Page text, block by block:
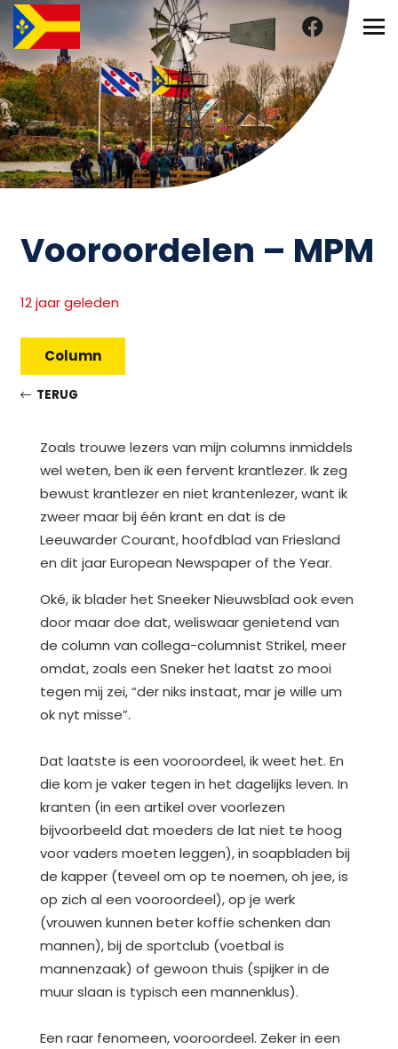
Vooroordelen – MPM
12 jaar geleden
Column
TERUG
Zoals trouwe lezers van mijn columns inmiddels
wel weten, ben ik een fervent krantlezer. Ik zeg
bewust krantlezer en niet krantenlezer, want ik
zweer maar bij één krant en dat is de
Leeuwarder Courant, hoofdblad van Friesland
en dit jaar European Newspaper of the Year.
Oké, ik blader het Sneeker Nieuwsblad ook even
door maar doe dat, weliswaar genietend van
de column van collega-columnist Strikel, meer
omdat, zoals een Sneker het laatst zo mooi
tegen mij zei, “der niks instaat, mar je wille um
ok nyt misse”.
Dat laatste is een vooroordeel, ik weet het. En
die kom je vaker tegen in het dagelijks leven. In
kranten (in een artikel over voorlezen
bijvoorbeeld dat moeders de lat niet te hoog
voor vaders moeten leggen), in soapbladen bij
de kapper (teveel om op te noemen, oh jee, is
op zich al een vooroordeel), op je werk
(vrouwen kunnen beter koffie schenken dan
mannen), bij de sportclub (voetbal is
mannenzaak) of gewoon thuis (spijker in de
muur slaan is typisch een mannenklus).
Een raar fenomeen, vooroordeel. Zeker in een